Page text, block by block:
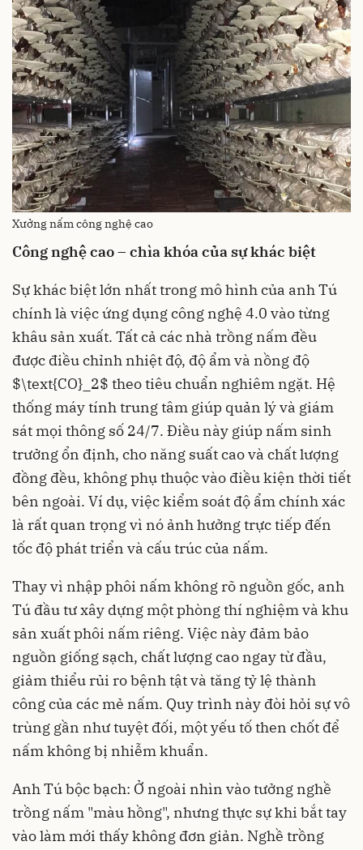
Xưởng nấm công nghệ cao
Công nghệ cao – chìa khóa của sự khác biệt
Sự khác biệt lớn nhất trong mô hình của anh Tú
chính là việc ứng dụng công nghệ 4.0 vào từng
khâu sản xuất. Tất cả các nhà trồng nấm đều
được điều chỉnh nhiệt độ, độ ẩm và nồng độ
$\text{CO}_2$ theo tiêu chuẩn nghiêm ngặt. Hệ
thống máy tính trung tâm giúp quản lý và giám
sát mọi thông số 24/7. Điều này giúp nấm sinh
trưởng ổn định, cho năng suất cao và chất lượng
đồng đều, không phụ thuộc vào điều kiện thời tiết
bên ngoài. Ví dụ, việc kiểm soát độ ẩm chính xác
là rất quan trọng vì nó ảnh hưởng trực tiếp đến
tốc độ phát triển và cấu trúc của nấm.
Thay vì nhập phôi nấm không rõ nguồn gốc, anh
Tú đầu tư xây dựng một phòng thí nghiệm và khu
sản xuất phôi nấm riêng. Việc này đảm bảo
nguồn giống sạch, chất lượng cao ngay từ đầu,
giảm thiểu rủi ro bệnh tật và tăng tỷ lệ thành
công của các mẻ nấm. Quy trình này đòi hỏi sự vô
trùng gần như tuyệt đối, một yếu tố then chốt để
nấm không bị nhiễm khuẩn.
Anh Tú bộc bạch: Ở ngoài nhìn vào tưởng nghề
trồng nấm "màu hồng", nhưng thực sự khi bắt tay
vào làm mới thấy không đơn giản. Nghề trồng